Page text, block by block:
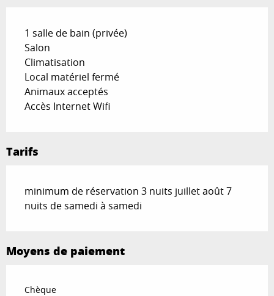
1 salle de bain (privée)
Salon
Climatisation
Local matériel fermé
Animaux acceptés
Accès Internet Wifi
Tarifs
minimum de réservation 3 nuits juillet août 7
nuits de samedi à samedi
Moyens de paiement
Chèque